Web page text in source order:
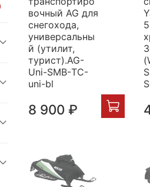
вочный AG для
снегохода,
универсальны
й (утилит,
турист).AG-
Uni-SMB-ТС-
uni-bl
8 900 ₽